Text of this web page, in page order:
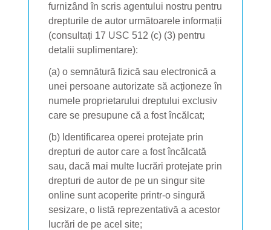
furnizând în scris agentului nostru pentru
drepturile de autor următoarele informații
(consultați 17 USC 512 (c) (3) pentru
detalii suplimentare):
(a) o semnătură fizică sau electronică a
unei persoane autorizate să acționeze în
numele proprietarului dreptului exclusiv
care se presupune că a fost încălcat;
(b) Identificarea operei protejate prin
drepturi de autor care a fost încălcată
sau, dacă mai multe lucrări protejate prin
drepturi de autor de pe un singur site
online sunt acoperite printr-o singură
sesizare, o listă reprezentativă a acestor
lucrări de pe acel site;